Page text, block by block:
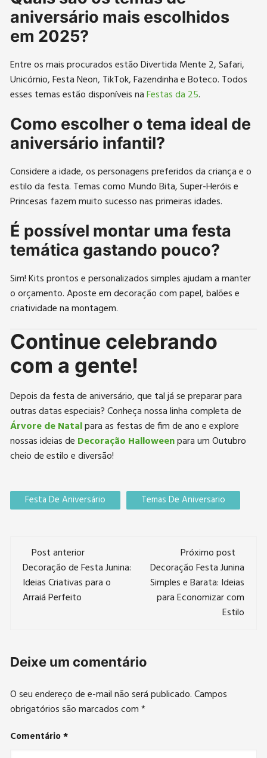
aniversário mais escolhidos
em 2025?
Entre os mais procurados estão Divertida Mente 2, Safari,
Unicórnio, Festa Neon, TikTok, Fazendinha e Boteco. Todos
esses temas estão disponíveis naFestas da 25.
Como escolher o tema ideal de
aniversário infantil?
Considere a idade, os personagens preferidos da criança e o
estilo da festa. Temas como Mundo Bita, Super-Heróis e
Princesas fazem muito sucesso nas primeiras idades.
É possível montar uma festa
temática gastando pouco?
Sim! Kits prontos e personalizados simples ajudam a manter
o orçamento. Aposte em decoração com papel, balões e
criatividade na montagem.
Continue celebrando
com a gente!
Depois da festa de aniversário, que tal já se preparar para
outras datas especiais? Conheça nossa linha completa de
Árvore de Natalpara as festas de fim de ano e explore
nossas ideias de Decoração Halloweenpara um Outubro
cheio de estilo e diversão!
Festa De Aniversário Temas De Aniversario
Navegação
de
post
Post anterior
Decoração de Festa Junina:
Ideias Criativas para o
Arraiá Perfeito
Próximo post
Decoração Festa Junina
Simples e Barata: Ideias
para Economizar com
Estilo
Deixe um comentário
O seu endereço de e-mail não será publicado. Campos
obrigatórios são marcados com*
Comentário*